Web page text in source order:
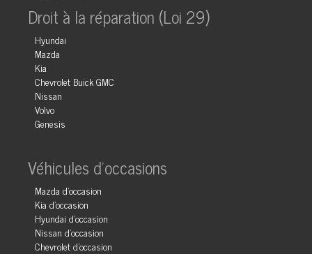
Droit à la réparation (Loi 29)
Hyundai
Mazda
Kia
Chevrolet Buick GMC
Nissan
Volvo
Genesis
Véhicules d'occasions
Mazda d'occasion
Kia d'occasion
Hyundai d'occasion
Nissan d'occasion
Chevrolet d'occasion